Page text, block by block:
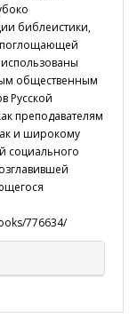
библеистики,
общественным
Русской
преподавателям
и широкому
социального
776634/